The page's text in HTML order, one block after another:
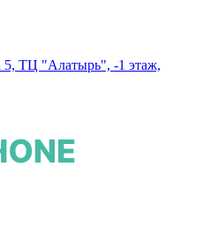
ТЦ "Алатырь", -1 этаж,